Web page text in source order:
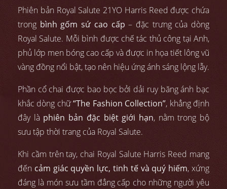
Phiên bản Royal Salute 21YO Harris Reed được chứa
trong bình gốm sứ cao cấp – đặc trưng của dòng
Royal Salute. Mỗi bình được chế tác thủ công tại Anh,
phủ lớp men bóng cao cấp và được in họa tiết lông vũ
vàng đồng nổi bật, tạo nên hiệu ứng ánh sáng lộng lẫy.
Phần cổ chai được bao bọc bởi dải ruy băng ánh bạc
khắc dòng chữ“The Fashion Collection”, khẳng định
đây là phiên bản đặc biệt giới hạn, nằm trong bộ
sưu tập thời trang của Royal Salute.
Khi cầm trên tay, chai Royal Salute Harris Reed mang
đến cảm giác quyền lực, tinh tế và quý hiếm, xứng
đáng là món sưu tầm đẳng cấp cho những người yêu